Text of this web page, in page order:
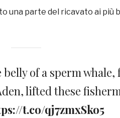
una parte del ricavato ai più
of a sperm whale,
lifted these
t.co/qj7zmxSko5